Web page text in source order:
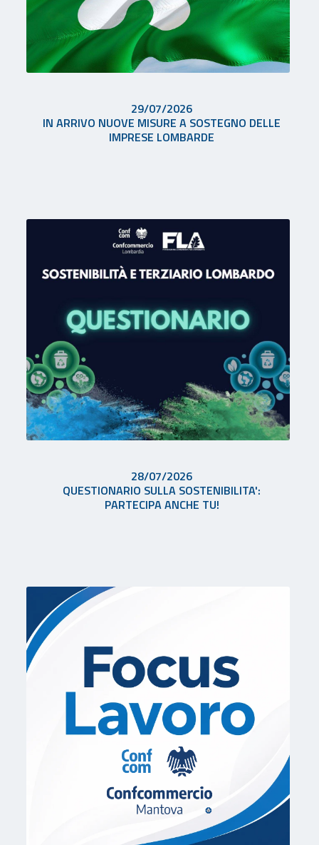
29/07/2026
IN ARRIVO NUOVE MISURE A SOSTEGNO DELLE
IMPRESE LOMBARDE
28/07/2026
QUESTIONARIO SULLA SOSTENIBILITA':
PARTECIPA ANCHE TU!